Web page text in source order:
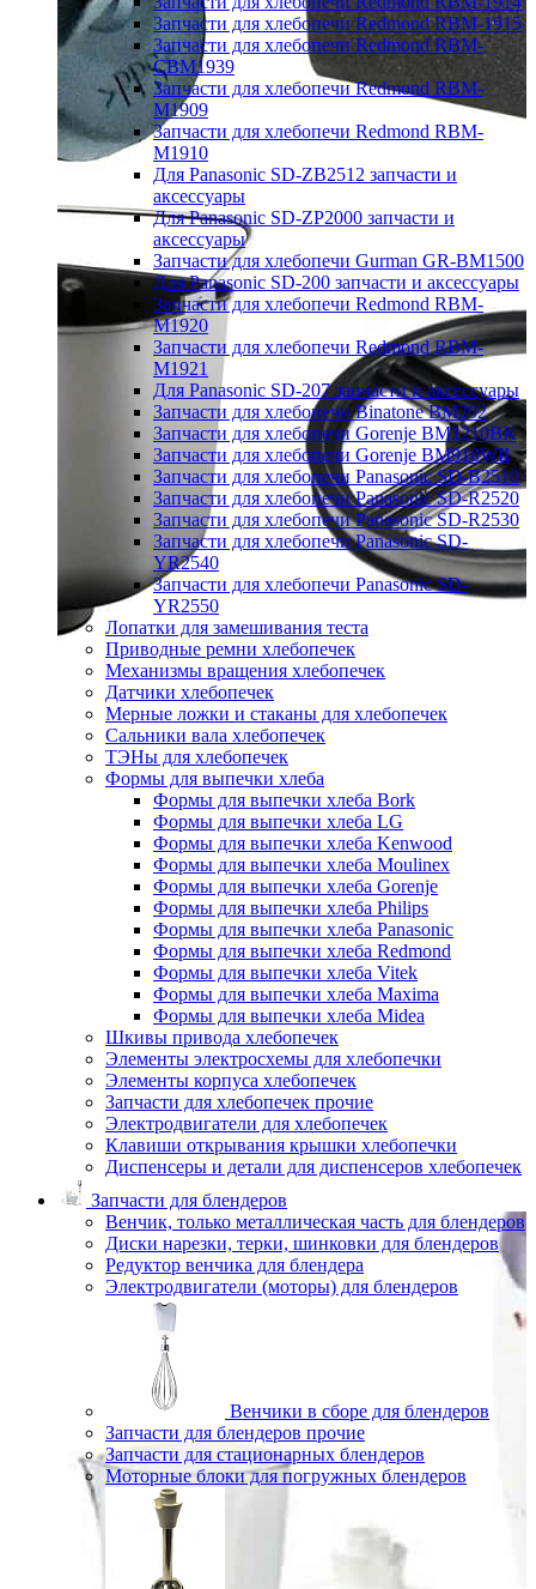
Запчасти для хлебопечи Redmond RBM-1915
Запчасти для хлебопечи Redmond RBM-
CBM1939
Запчасти для хлебопечи Redmond RBM-
M1909
Запчасти для хлебопечи Redmond RBM-
M1910
Для Panasonic SD-ZB2512 запчасти и
аксессуары
Для Panasonic SD-ZP2000 запчасти и
аксессуары
Запчасти для хлебопечи Gurman GR-BM1500
Для Panasonic SD-200 запчасти и аксессуары
Запчасти для хлебопечи Redmond RBM-
M1920
Запчасти для хлебопечи Redmond RBM-
M1921
Для Panasonic SD-207 запчасти и аксессуары
Запчасти для хлебопечи Binatone BM202
Запчасти для хлебопечи Gorenje BM1210BK
Запчасти для хлебопечи Gorenje BM910WII
Запчасти для хлебопечи Panasonic SD-B2510
Запчасти для хлебопечи Panasonic SD-R2520
Запчасти для хлебопечи Panasonic SD-R2530
Запчасти для хлебопечи Panasonic SD-
YR2540
Запчасти для хлебопечи Panasonic SD-
YR2550
Лопатки для замешивания теста
Приводные ремни хлебопечек
Механизмы вращения хлебопечек
Датчики хлебопечек
Мерные ложки и стаканы для хлебопечек
Сальники вала хлебопечек
ТЭНы для хлебопечек
Формы для выпечки хлеба
Формы для выпечки хлеба Bork
Формы для выпечки хлеба LG
Формы для выпечки хлеба Kenwood
Формы для выпечки хлеба Moulinex
Формы для выпечки хлеба Gorenje
Формы для выпечки хлеба Philips
Формы для выпечки хлеба Panasonic
Формы для выпечки хлеба Redmond
Формы для выпечки хлеба Vitek
Формы для выпечки хлеба Maxima
Формы для выпечки хлеба Midea
Шкивы привода хлебопечек
Элементы электросхемы для хлебопечки
Элементы корпуса хлебопечек
Запчасти для хлебопечек прочие
Электродвигатели для хлебопечек
Клавиши открывания крышки хлебопечки
Диспенсеры и детали для диспенсеров хлебопечек
Запчасти для блендеров
Венчик, только металлическая часть для блендеров
Диски нарезки, терки, шинковки для блендеров
Редуктор венчика для блендера
Электродвигатели (моторы) для блендеров
Венчики в сборе для блендеров
Запчасти для блендеров прочие
Запчасти для стационарных блендеров
Моторные блоки для погружных блендеров